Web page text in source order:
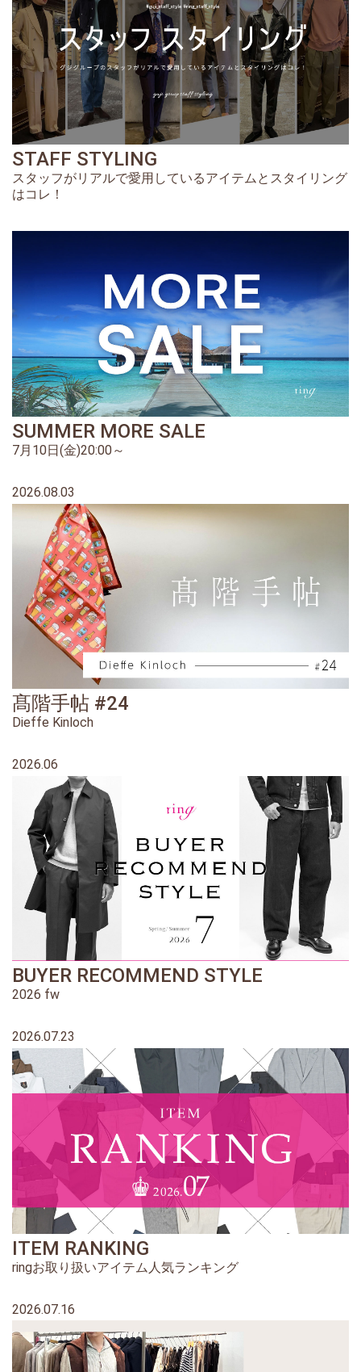
STAFF STYLING
スタッフがリアルで愛用しているアイテムとスタイリング
はコレ！
SUMMER MORE SALE
7月10日(金)20:00～
2026.08.03
髙階手帖 #24
Dieffe Kinloch
2026.06
BUYER RECOMMEND STYLE
2026 fw
2026.07.23
ITEM RANKING
ringお取り扱いアイテム人気ランキング
2026.07.16